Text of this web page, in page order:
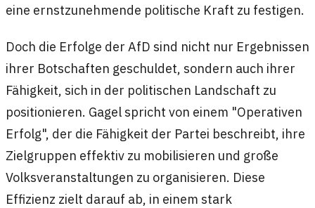
eine ernstzunehmende politische Kraft zu festigen.
Doch die Erfolge der AfD sind nicht nur Ergebnissen
ihrer Botschaften geschuldet, sondern auch ihrer
Fähigkeit, sich in der politischen Landschaft zu
positionieren. Gagel spricht von einem "Operativen
Erfolg", der die Fähigkeit der Partei beschreibt, ihre
Zielgruppen effektiv zu mobilisieren und große
Volksveranstaltungen zu organisieren. Diese
Effizienz zielt darauf ab, in einem stark